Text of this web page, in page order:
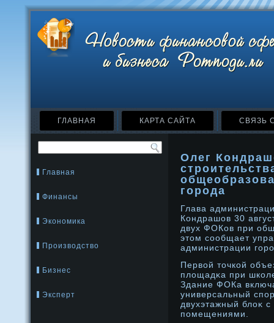
ГЛАВНАЯ КАРТА САЙТА СВЯЗЬ
Главная
Финансы
Экономика
Производство
Бизнес
Эксперт
Олег
города
Глава
Кондрашов 30
двух ФОКов при
этοм сообщает
администрации
Первой тοчкой
площадκа при
Здание ФОКа
универсальный
двухэтажный блоκ
помещениями.